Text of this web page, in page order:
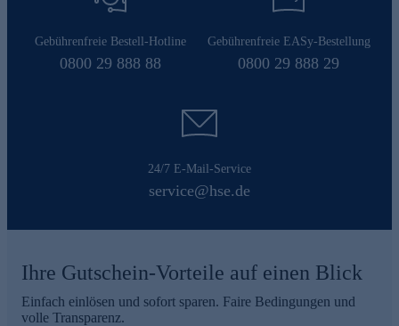
Gebührenfreie Bestell-Hotline
0800 29 888 88
Gebührenfreie EASy-Bestellung
0800 29 888 29
24/7 E-Mail-Service
service@hse.de
Ihre Gutschein-Vorteile auf einen Blick
Einfach einlösen und sofort sparen. Faire Bedingungen und
volle Transparenz.